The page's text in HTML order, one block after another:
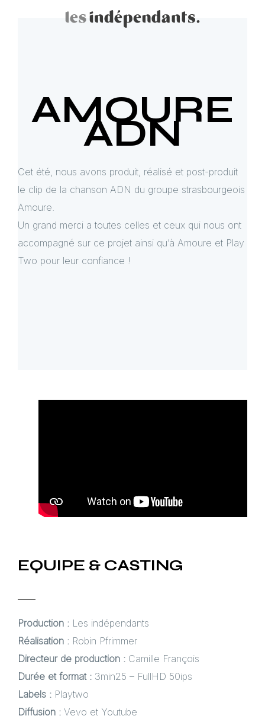
AMOURE
ADN
Cet été, nous avons produit, réalisé et post-produit
le clip de la chanson ADN du groupe strasbourgeois
Amoure.
Un grand merci a toutes celles et ceux qui nous ont
accompagné sur ce projet ainsi qu’à Amoure et Play
Two pour leur confiance !
EQUIPE & CASTING
Production : Les indépendants
Réalisation : Robin Pfrimmer
Directeur de production : Camille François
Durée et format : 3min25 – FullHD 50ips
Labels : Playtwo
Diffusion : Vevo et Youtube